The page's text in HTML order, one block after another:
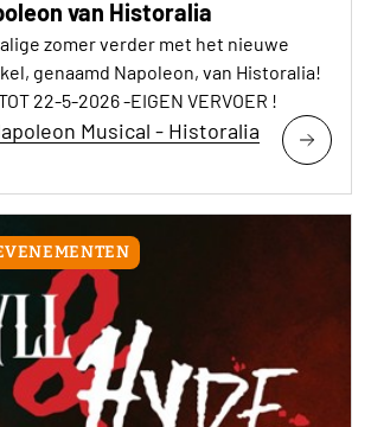
van Historalia
zomer verder met het nieuwe
genaamd Napoleon, van Historalia!
22-5-2026 -EIGEN VERVOER !
Musical - Historalia